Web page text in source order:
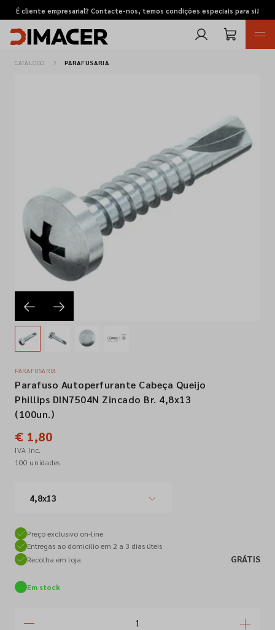
É cliente empresarial? Contacte-nos, temos condições especiais para si!
Pedidos de cotação
Marcas
Favoritos
Empresa
Contactos
Siga-nos nas redes sociais
CATÁLOGO PARAFUSARIA
PARAFUSARIA
Parafuso Autoperfurante Cabeça Queijo
Phillips DIN7504N Zincado Br. 4,8x13
(100un.)
€ 1,80
IVA inc.
100 unidades
4,8x13
Preço exclusivo on-line
Entregas ao domicílio em 2 a 3 dias úteis
Recolha em loja
GRÁTIS
Em stock